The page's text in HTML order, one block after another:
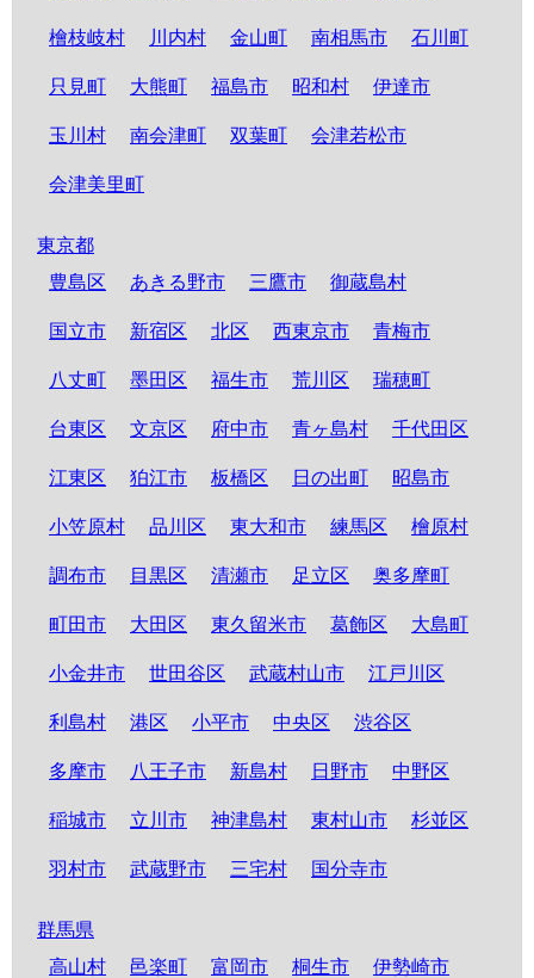
檜枝岐村 川内村 金山町 南相馬市 石川町
只見町 大熊町 福島市 昭和村 伊達市
玉川村 南会津町 双葉町 会津若松市
会津美里町
東京都
豊島区
あきる野市 三鷹市 御蔵島村
国立市 新宿区 北区 西東京市 青梅市
八丈町 墨田区 福生市 荒川区 瑞穂町
台東区 文京区 府中市 青ヶ島村 千代田区
江東区 狛江市 板橋区 日の出町 昭島市
小笠原村 品川区 東大和市 練馬区 檜原村
調布市 目黒区 清瀬市 足立区 奥多摩町
町田市 大田区 東久留米市 葛飾区 大島町
小金井市 世田谷区 武蔵村山市 江戸川区
利島村 港区 小平市 中央区 渋谷区
多摩市 八王子市 新島村 日野市 中野区
稲城市 立川市 神津島村 東村山市 杉並区
羽村市 武蔵野市 三宅村 国分寺市
群馬県
高山村
邑楽町 富岡市 桐生市 伊勢崎市